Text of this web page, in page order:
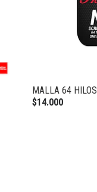
MALLA 64 HILOS
$14.000